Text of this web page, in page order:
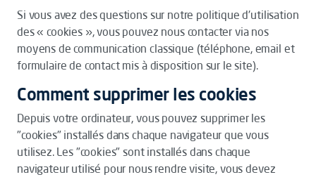
Si vous avez des questions sur notre politique d'utilisation
des « cookies », vous pouvez nous contacter via nos
moyens de communication classique (téléphone, email et
formulaire de contact mis à disposition sur le site).
Comment supprimer les cookies
Depuis votre ordinateur, vous pouvez supprimer les
"cookies" installés dans chaque navigateur que vous
utilisez. Les "cookies" sont installés dans chaque
navigateur utilisé pour nous rendre visite, vous devez